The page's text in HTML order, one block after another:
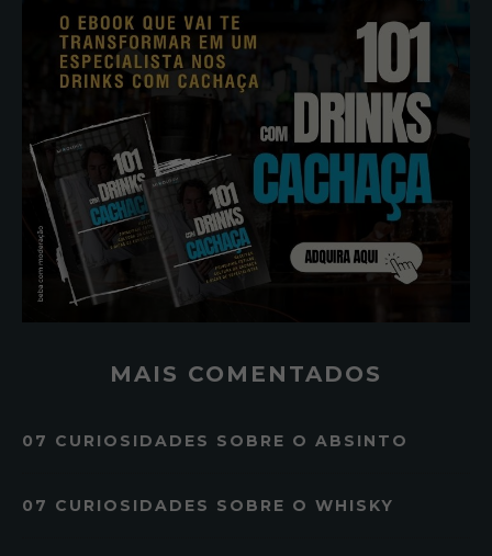
MAIS COMENTADOS
07 CURIOSIDADES SOBRE O ABSINTO
07 CURIOSIDADES SOBRE O WHISKY